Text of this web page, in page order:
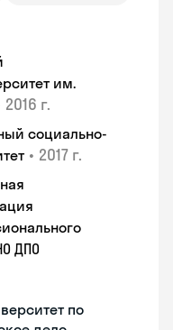
им.
2016 г.
социально-
• 2017 г.
ДПО
по